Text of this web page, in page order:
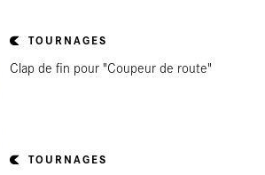
TOURNAGES
Clap de fin pour "Coupeur de route"
TOURNAGES